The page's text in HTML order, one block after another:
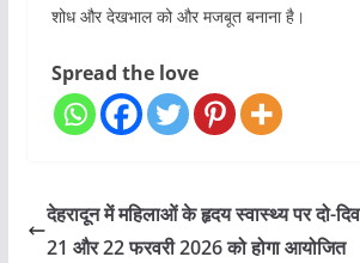
शोध और देखभाल को और मजबूत बनाना है।
Spread the love
देहरादून में महिलाओं के हृदय स्वास्थ्य पर दो-
21 और 22 फरवरी 2026 को होगा आयोजित